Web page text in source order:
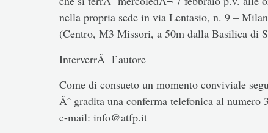
nella propria sede in via Lentasio, n. 9 –
(Centro, M3 Missori, a 50m dalla Basilica di
InterverrÃ l’autore
Come di consueto un momento conviviale
Ãˆ gradita una conferma telefonica al numero
e-mail: info@atfp.it